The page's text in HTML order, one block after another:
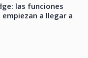
las funciones
a llegar a